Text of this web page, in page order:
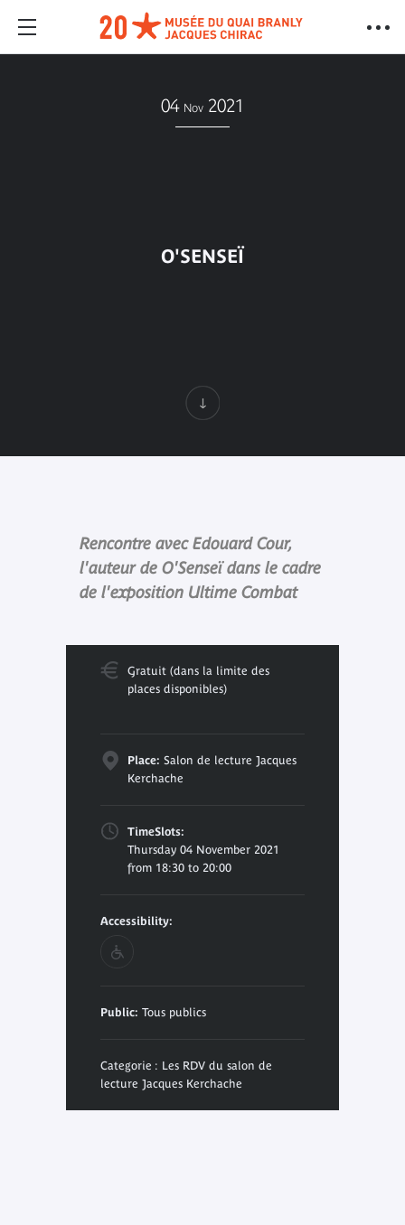
04 Nov 2021
O'SENSEÏ
Rencontre avec Edouard Cour,
l'auteur de O'Senseï dans le cadre
de l'exposition Ultime Combat
Gratuit (dans la limite des
places disponibles)
Place: Salon de lecture Jacques
Kerchache
TimeSlots:
Thursday 04 November 2021
from 18:30 to 20:00
Accessibility:
Public: Tous publics
Categorie : Les RDV du salon de
lecture Jacques Kerchache